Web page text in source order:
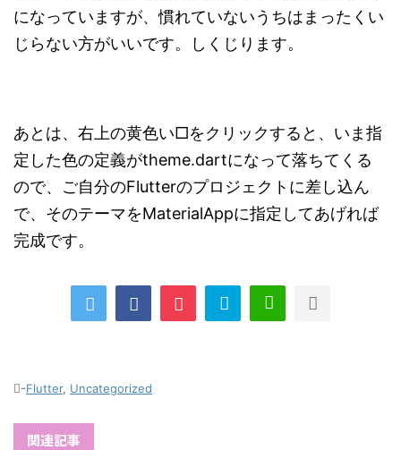
になっていますが、慣れていないうちはまったくい
じらない方がいいです。しくじります。
あとは、右上の黄色い□をクリックすると、いま指
定した色の定義がtheme.dartになって落ちてくる
ので、ご自分のFlutterのプロジェクトに差し込ん
で、そのテーマをMaterialAppに指定してあげれば
完成です。
-Flutter, Uncategorized
関連記事